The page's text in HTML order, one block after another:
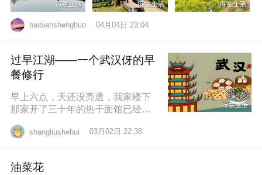
baibianshenghuo 04月04日 23:04
过早江湖——一个武汉伢的早
餐修行
早上六点，天还没亮透，我家楼下
那家开了三十年的热干面馆已经排
速快得像弹钢琴。一勺芝麻酱、半
shangliushehui 03月02日 22:38
油菜花